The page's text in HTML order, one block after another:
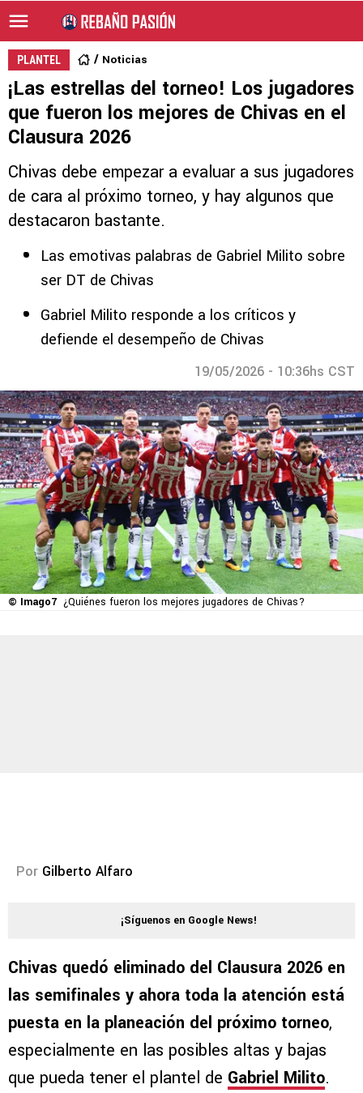
PLANTEL Noticias
¡Las estrellas del torneo! Los jugadores
que fueron los mejores de Chivas en el
Clausura 2026
Chivas debe empezar a evaluar a sus jugadores
de cara al próximo torneo, y hay algunos que
destacaron bastante.
Las emotivas palabras de Gabriel Milito sobre
ser DT de Chivas
Gabriel Milito responde a los críticos y
defiende el desempeño de Chivas
19/05/2026 - 10:36hs CST
© Imago7 ¿Quiénes fueron los mejores jugadores de Chivas?
Por Gilberto Alfaro
¡Síguenos en Google News!
Chivas quedó eliminado del Clausura 2026 en
las semifinales y ahora toda la atención está
puesta en la planeación del próximo torneo,
especialmente en las posibles altas y bajas
que pueda tener el plantel de Gabriel Milito.